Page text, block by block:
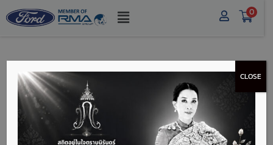
0
กฎหมายรถป้ายแดงที่
ควรรู้ ปี 2567
CLOSE